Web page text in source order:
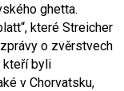
ghetta.
které Streicher
o zvěrstvech
kteří byli
v Chorvatsku,